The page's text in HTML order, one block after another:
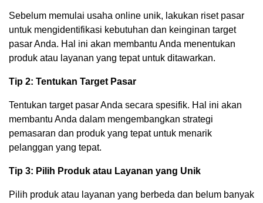
Sebelum memulai usaha online unik, lakukan riset pasar
untuk mengidentifikasi kebutuhan dan keinginan target
pasar Anda. Hal ini akan membantu Anda menentukan
produk atau layanan yang tepat untuk ditawarkan.
Tip 2: Tentukan Target Pasar
Tentukan target pasar Anda secara spesifik. Hal ini akan
membantu Anda dalam mengembangkan strategi
pemasaran dan produk yang tepat untuk menarik
pelanggan yang tepat.
Tip 3: Pilih Produk atau Layanan yang Unik
Pilih produk atau layanan yang berbeda dan belum banyak